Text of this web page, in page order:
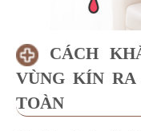
CÁCH
VÙNG KÍN
TOÀN